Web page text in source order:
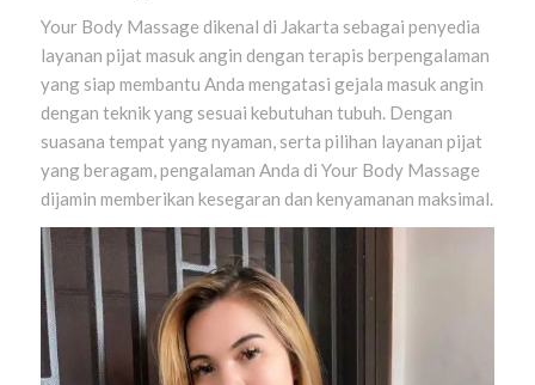
Your Body Massage dikenal di Jakarta sebagai penyedia
layanan pijat masuk angin dengan terapis berpengalaman
yang siap membantu Anda mengatasi gejala masuk angin
dengan teknik yang sesuai kebutuhan tubuh. Dengan
suasana tempat yang nyaman, serta pilihan layanan pijat
yang beragam, pengalaman Anda di Your Body Massage
dijamin memberikan kesegaran dan kenyamanan maksimal.